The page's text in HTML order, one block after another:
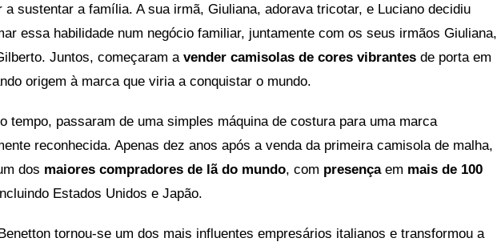
a sustentar a família. A sua irmã, Giuliana, adorava tricotar, e Luciano decidiu
essa habilidade num negócio familiar, juntamente com os seus irmãos Giuliana,
Juntos, começaram avender camisolas de cores vibrantes de porta em
origem à marca que viria a conquistar o mundo.
tempo, passaram de uma simples máquina de costura para uma marca
reconhecida. Apenas dez anos após a venda da primeira camisola de malha,
dos maiores compradores de lã do mundo, com presençaem mais de 100
Estados Unidos e Japão.
tornou-se um dos mais influentes empresários italianos e transformou a